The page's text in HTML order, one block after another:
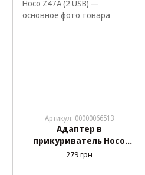
Артикул: 00000066513
Адаптер в
прикуриватель Hoco
Z47A (2 USB)
279 грн